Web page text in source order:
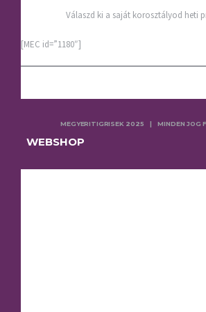
Válaszd ki a saját korosztályod heti
[MEC id=”1180″]
MEGYERITIGRISEK 2025 | MINDEN JOG
WEBSHOP